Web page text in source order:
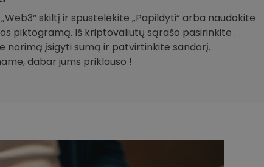
skiltį ir spustelėkite „Papildyti“ arba naudokite
piktogramą. Iš kriptovaliutų sąrašo pasirinkite .
norimą įsigyti sumą ir patvirtinkite sandorį.
dabar jums priklauso !